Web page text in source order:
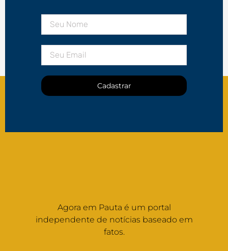
Cadastrar
Agora em Pauta é um portal
independente de notícias baseado em
fatos.